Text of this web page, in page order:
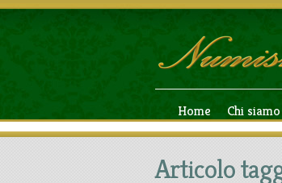
Home Chi siamo
Articolo